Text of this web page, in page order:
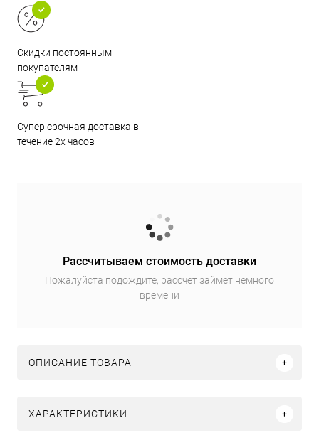
Скидки постоянным
покупателям
Супер срочная доставка в
течение 2х часов
Рассчитываем стоимость доставки
Пожалуйста подождите, рассчет займет немного
времени
ОПИСАНИЕ ТОВАРА
ХАРАКТЕРИСТИКИ